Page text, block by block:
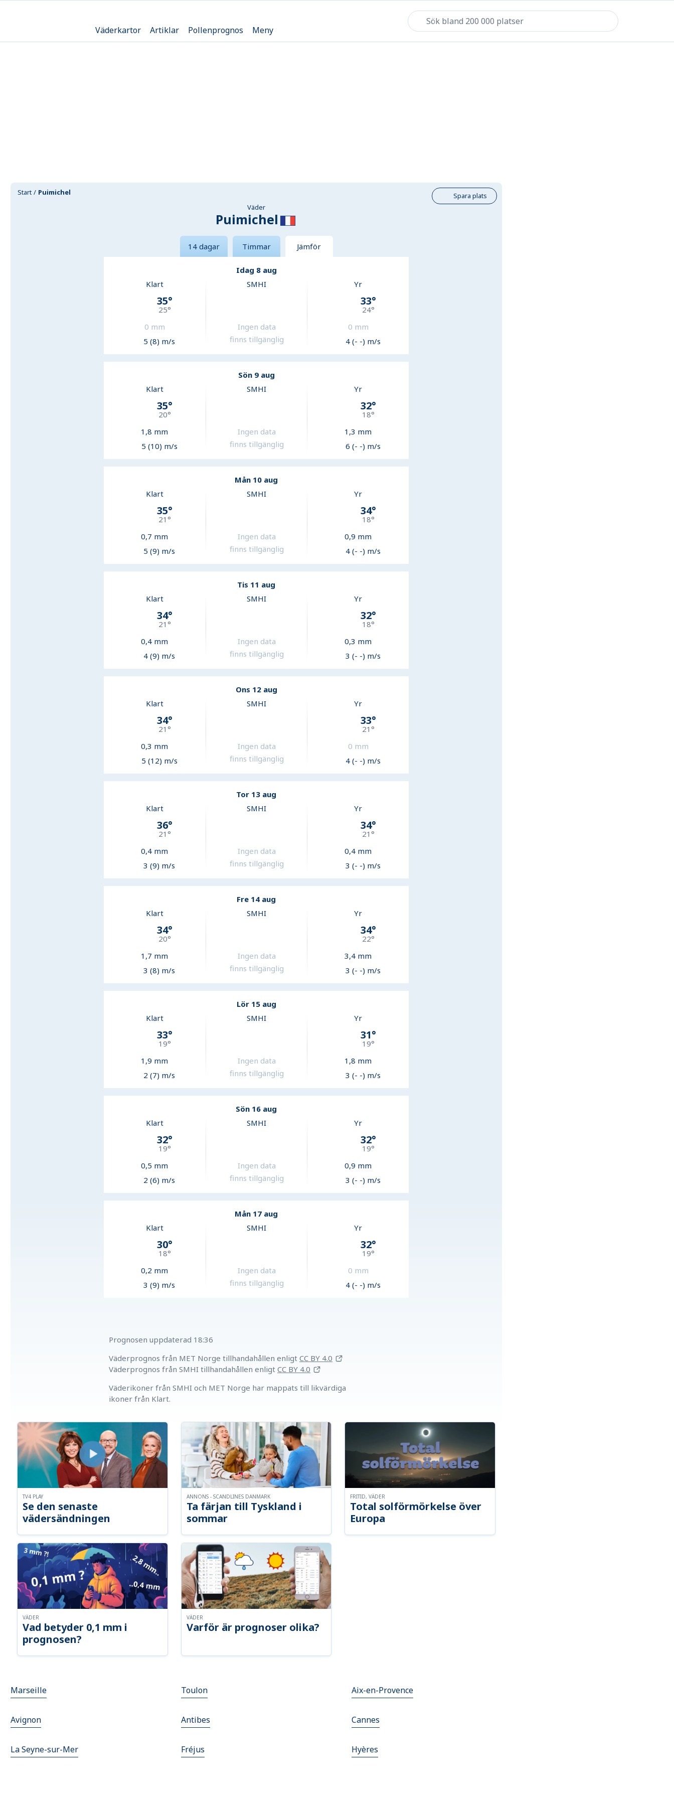
Väderkartor Artiklar Pollenprognos Meny
Start Puimichel
Spara plats
Väder
Puimichel
14 dagar Timmar Jämför
Idag 8 aug
Klart
35°
25°
0 mm
5 (8) m/s
SMHI
Ingen data
finns tillgänglig
Yr
33°
24°
0 mm
4 (- -) m/s
Sön 9 aug
Klart
35°
20°
1,8 mm
5 (10) m/s
SMHI
Ingen data
finns tillgänglig
Yr
32°
18°
1,3 mm
6 (- -) m/s
Mån 10 aug
Klart
35°
21 °
0,7 mm
5 (9) m/s
SMHI
Ingen data
finns tillgänglig
Yr
34°
18°
0,9 mm
4 (- -) m/s
Tis 11 aug
Klart
34°
21 °
0,4 mm
4 (9) m/s
SMHI
Ingen data
finns tillgänglig
Yr
32°
18°
0,3 mm
3 (- -) m/s
Ons 12 aug
Klart
34°
21 °
0,3 mm
5 (12) m/s
SMHI
Ingen data
finns tillgänglig
Yr
33°
21 °
0 mm
4 (- -) m/s
Tor 13 aug
Klart
36°
21 °
0,4 mm
3 (9) m/s
SMHI
Ingen data
finns tillgänglig
Yr
34°
21 °
0,4 mm
3 (- -) m/s
Fre 14 aug
Klart
34°
20°
1,7 mm
3 (8) m/s
SMHI
Ingen data
finns tillgänglig
Yr
34°
22°
3,4 mm
3 (- -) m/s
Lör 15 aug
Klart
33°
19°
1,9 mm
2 (7) m/s
SMHI
Ingen data
finns tillgänglig
Yr
31°
19°
1,8 mm
3 (- -) m/s
Sön 16 aug
Klart
32°
19°
0,5 mm
2 (6) m/s
SMHI
Ingen data
finns tillgänglig
Yr
32°
19°
0,9 mm
3 (- -) m/s
Mån 17 aug
Klart
30°
18°
0,2 mm
3 (9) m/s
SMHI
Ingen data
finns tillgänglig
Yr
32°
19°
0 mm
4 (- -) m/s
Prognosen uppdaterad 18:36
Väderprognos från MET Norge tillhandahållen enligt CC BY 4.0
Väderprognos från SMHI tillhandahållen enligt CC BY 4.0
Väderikoner från SMHI och MET Norge har mappats till likvärdiga
ikoner från Klart.
Se den senaste
vädersändningen
TV4 PLAY
Ta färjan till Tyskland i
sommar
ANNONS - SCANDLINES DANMARK
Total solförmörkelse över
Europa
FRITID, VÄDER
Vad betyder 0,1 mm i
prognosen?
VÄDER
Varför är prognoser olika?
VÄDER
Marseille Toulon Aix-en-Provence
Avignon Antibes Cannes
La Seyne-sur-Mer Fréjus Hyères